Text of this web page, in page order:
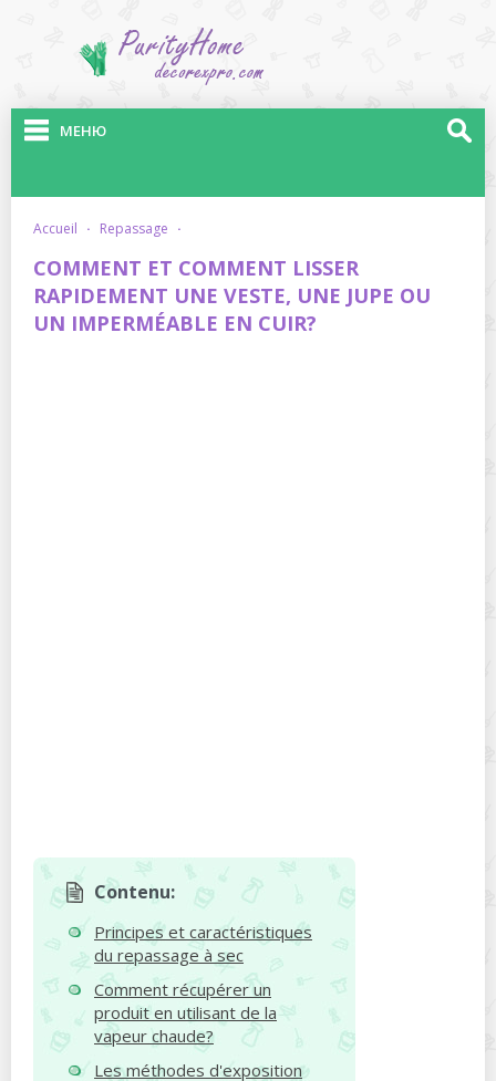
МЕНЮ
accueil · repassage ·
COMMENT ET COMMENT LISSER
RAPIDEMENT UNE VESTE, UNE JUPE OU
UN IMPERMÉABLE EN CUIR?
Contenu:
Principes et caractéristiques
du repassage à sec
Comment récupérer un
produit en utilisant de la
vapeur chaude?
Les méthodes d'exposition